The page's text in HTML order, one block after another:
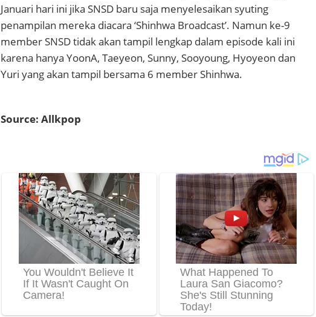
Januari hari ini jika SNSD baru saja menyelesaikan syuting
penampilan mereka diacara ‘Shinhwa Broadcast’. Namun ke-9
member SNSD tidak akan tampil lengkap dalam episode kali ini
karena hanya YoonA, Taeyeon, Sunny, Sooyoung, Hyoyeon dan
Yuri yang akan tampil bersama 6 member Shinhwa.
Source: Allkpop